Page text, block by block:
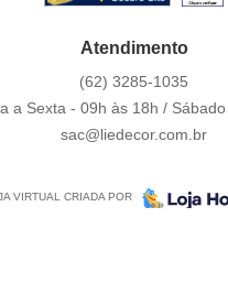
Atendimento
(62) 3285-1035
a Sexta - 09h às 18h /
sac@liedecor.com.br
VIRTUAL CRIADA POR